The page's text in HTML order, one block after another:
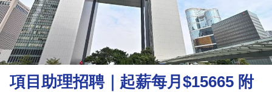
資
樓
市
理
財
項目助理招聘｜起薪每月$15665 附